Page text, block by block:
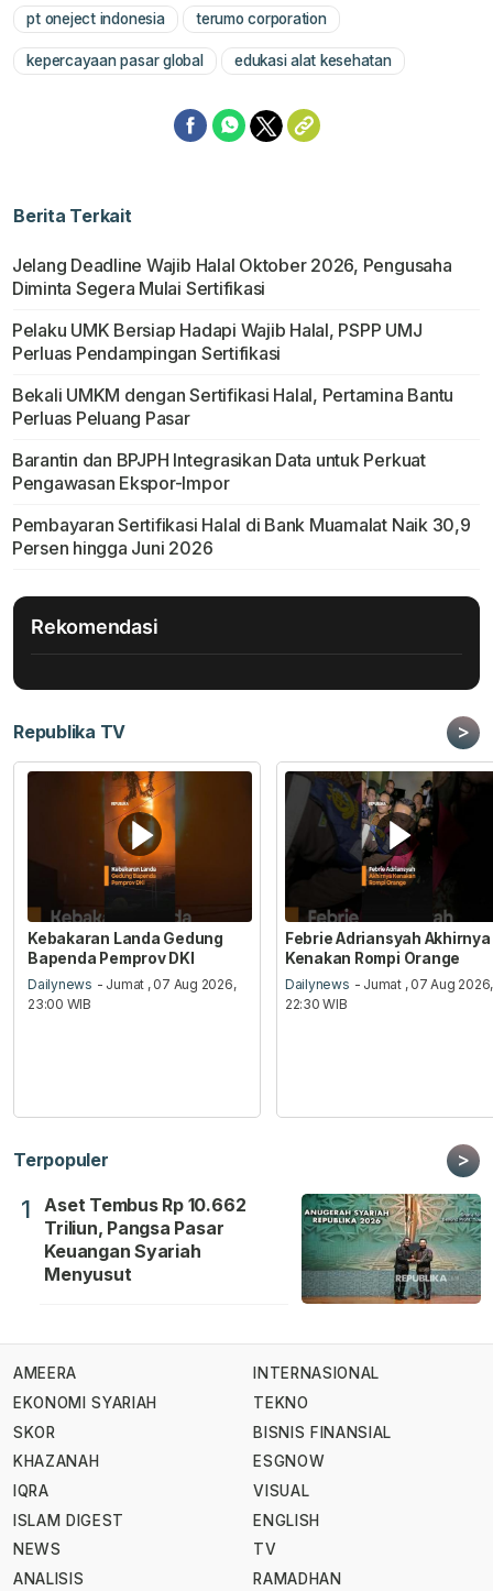
pt oneject indonesia terumo corporation
kepercayaan pasar global edukasi alat kesehatan
Berita Terkait
Jelang Deadline Wajib Halal Oktober 2026, Pengusaha
Diminta Segera Mulai Sertifikasi
Pelaku UMK Bersiap Hadapi Wajib Halal, PSPP UMJ
Perluas Pendampingan Sertifikasi
Bekali UMKM dengan Sertifikasi Halal, Pertamina Bantu
Perluas Peluang Pasar
Barantin dan BPJPH Integrasikan Data untuk Perkuat
Pengawasan Ekspor-Impor
Pembayaran Sertifikasi Halal di Bank Muamalat Naik 30,9
Persen hingga Juni 2026
Rekomendasi
Republika TV >
Kebakaran Landa Gedung
Bapenda Pemprov DKI
Dailynews - Jumat , 07 Aug 2026,
23:00 WIB
Febrie Adriansyah Akhirnya
Kenakan Rompi Orange
Dailynews - Jumat , 07 Aug 2026,
22:30 WIB
Terpopuler >
1
Aset Tembus Rp 10.662
Triliun, Pangsa Pasar
Keuangan Syariah
Menyusut
AMEERA
EKONOMI SYARIAH
SKOR
KHAZANAH
IQRA
ISLAM DIGEST
NEWS
ANALISIS
INTERNASIONAL
TEKNO
BISNIS FINANSIAL
ESGNOW
VISUAL
ENGLISH
TV
RAMADHAN